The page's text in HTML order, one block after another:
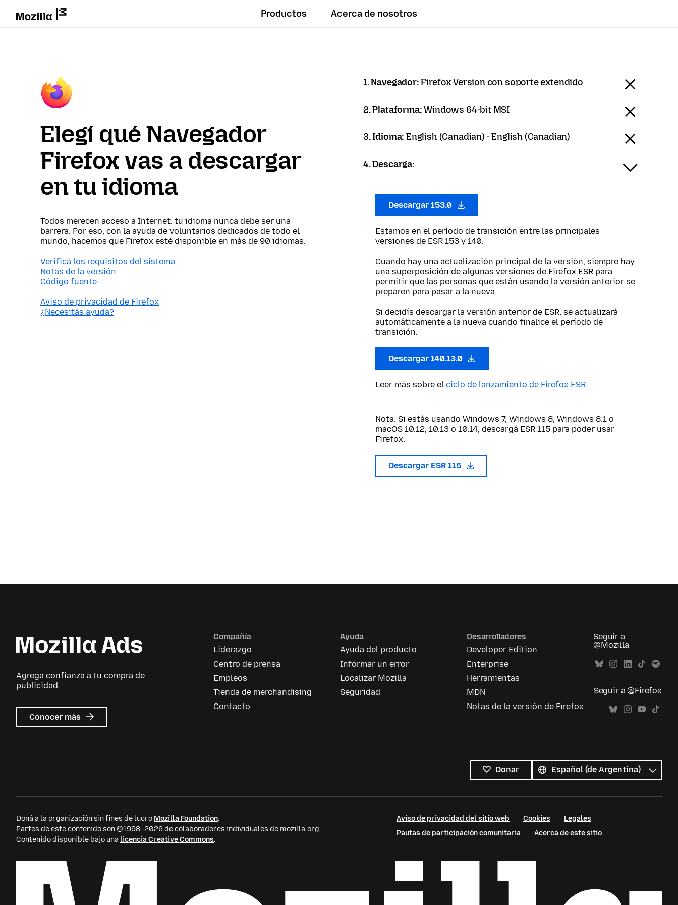
Productos Acerca de nosotros
Elegí qué Navegador
Firefox vas a descargar
en tu idioma
Todos merecen acceso a Internet: tu idioma nunca debe ser una
barrera. Por eso, con la ayuda de voluntarios dedicados de todo el
mundo, hacemos que Firefox esté disponible en más de 90 idiomas.
Verificá los requisitos del sistema
Notas de la versión
Código fuente
Aviso de privacidad de Firefox
¿Necesitás ayuda?
1. Navegador:Firefox Version con soporte extendido
2. Plataforma:Windows 64-bit MSI
3. Idioma:English (Canadian) - English (Canadian)
4. Descarga:
Descargar 153.0
Estamos en el período de transición entre las principales
versiones de ESR 153 y 140.
Cuando hay una actualización principal de la versión, siempre hay
una superposición de algunas versiones de Firefox ESR para
permitir que las personas que están usando la versión anterior se
preparen para pasar a la nueva.
Si decidís descargar la versión anterior de ESR, se actualizará
automáticamente a la nueva cuando finalice el período de
transición.
Descargar 140.13.0
Leer más sobre el ciclo de lanzamiento de Firefox ESR.
Nota: Si estás usando Windows 7, Windows 8, Windows 8.1 o
macOS 10.12, 10.13 o 10.14, descargá ESR 115 para poder usar
Firefox.
Descargar ESR 115
Agrega confianza a tu compra de
publicidad.
Conocer más sobre
Mozilla
Compañía
Liderazgo
Centro de prensa
Empleos
Tienda de merchandising
Contacto
Ayuda
Ayuda del producto
Informar un error
Localizar Mozilla
Seguridad
Desarrolladores
Developer Edition
Enterprise
Herramientas
MDN
Notas de la versión de Firefox
Seguir a
@Mozilla
Seguir a @Firefox
Donar
los
idiomas
Idioma
Doná a la organización sin fines de lucro Mozilla Foundation.
Partes de este contenido son ©1998–2026 de colaboradores individuales de mozilla.org.
Contenido disponible bajo una licencia Creative Commons.
Aviso de privacidad del sitio web Cookies
Legales
Pautas de participación comunitaria
Acerca de este sitio